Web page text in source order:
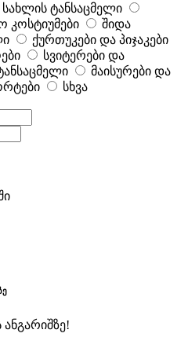
სახლის ტანსაცმელი
კოსტიუმები
შიდა
ქურთუკები და პიჯაკები
სვიტერები და
მაისურები და
სხვა
ანგარიშზე!